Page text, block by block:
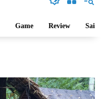
Game Review Sains